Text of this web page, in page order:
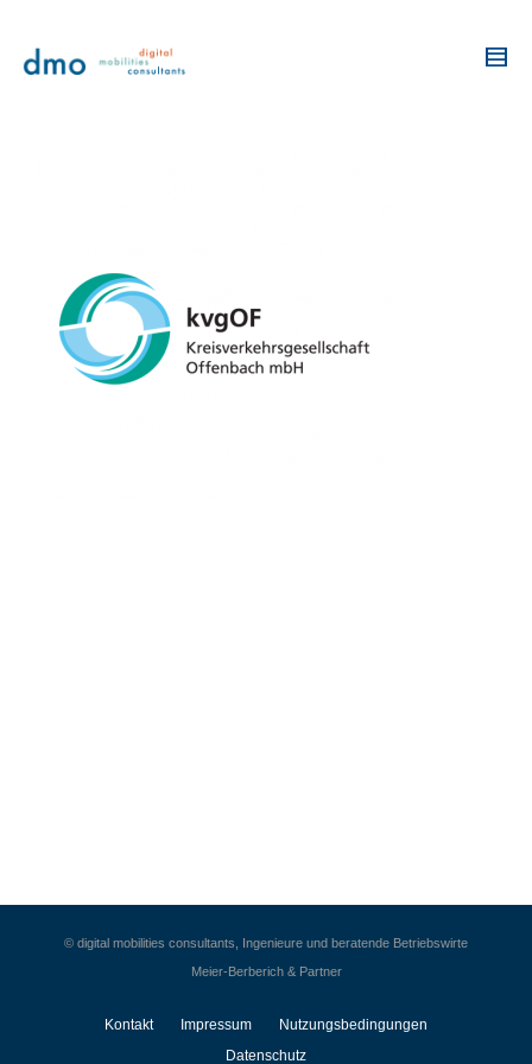
© digital mobilities consultants, Ingenieure und beratende Betriebswirte
Meier-Berberich & Partner
Kontakt Impressum
Nutzungsbedingungen
Datenschutz